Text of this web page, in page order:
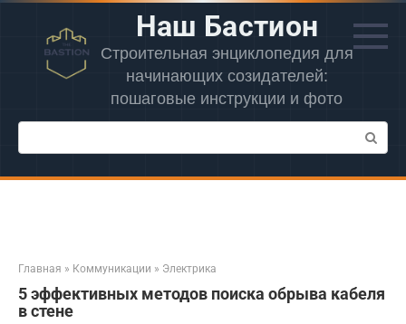
Перейти
контенту
Наш Бастион
Строительная энциклопедия для
начинающих созидателей:
пошаговые инструкции и фото
Поиск:
Главная » Коммуникации » Электрика
5 эффективных методов поиска обрыва кабеля
в стене